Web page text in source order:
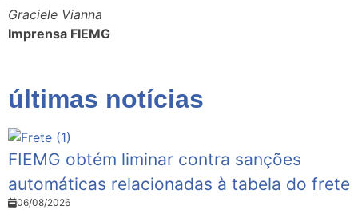
Graciele Vianna
Imprensa FIEMG
últimas notícias
FIEMG obtém liminar contra sanções
automáticas relacionadas à tabela do frete
06/08/2026